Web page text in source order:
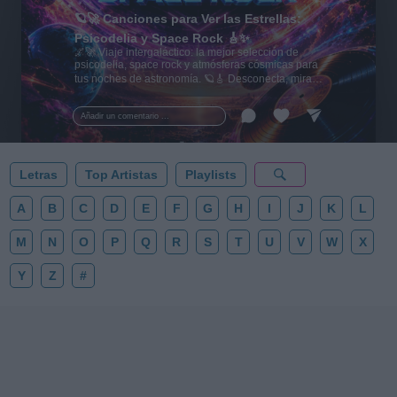
Añadir un comentario ...
🪐🚀 Canciones para Ver las Estrellas:
Psicodelia y Space Rock 🎸✨
🌌🚀 Viaje intergaláctico: la mejor selección de
psicodelia, space rock y atmósferas cósmicas para
tus noches de astronomía. 🪐🎸 Desconecta, mira
al firmamento y siente la gravedad cero. 💾 ¡Guarda
esta colección para tu próxima noche estrellada!
✨⭐
Letras Top Artistas Playlists
A B C D E F G H I J K L
M N O P Q R S T U V W X
Y Z #